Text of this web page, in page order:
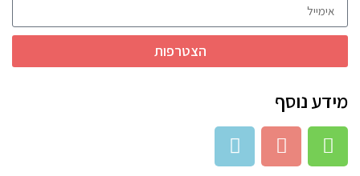
הצטרפות
מידע נוסף